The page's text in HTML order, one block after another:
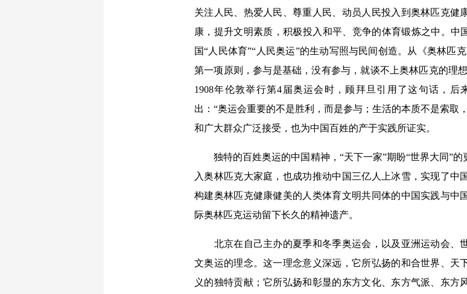
关注人民、热爱人民、尊重人民、动员人民投入到奥林匹克健
康，提升文明素质，积极投入和平、竞争的体育锻炼之中。中
国“人民体育”“人民奥运”的生动写照与民间创造。从《奥林匹
第一项原则，参与是基础，没有参与，就谈不上奥林匹克的理
1908年伦敦举行第4届奥运会时，顾拜旦引用了这句话，后
出：“奥运会重要的不是胜利，而是参与；生活的本质不是索取
和广大群众广泛接受，也为中国百姓的产于实践所证实。
独特的百姓奥运的中国精神，“天下一家”期盼“世界大同”的
入奥林匹克大家庭，也成功推动中国三亿人上冰雪，实现了中
构建奥林匹克健康健美的人类体育文明共同体的中国实践与中
际奥林匹克运动留下长久的精神遗产。
北京在自己主办的夏季和冬季奥运会，以及亚洲运动会、
文奥运的理念。这一理念意义深远，它所弘扬的和合世界、天
义的独特贡献；它所弘扬和彰显的东方文化、东方气派、东方